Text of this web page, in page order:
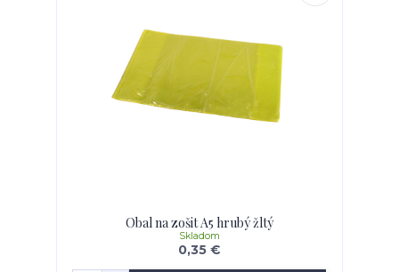
Obal na zošit A5 hrubý žltý
0,35 €
Skladom